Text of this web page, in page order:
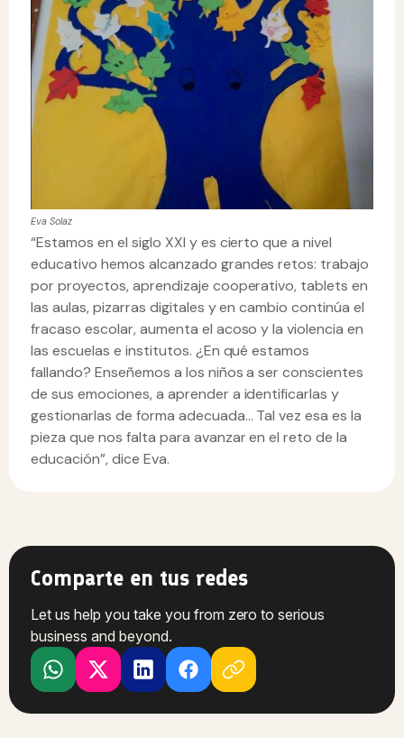
Eva Solaz
“Estamos en el siglo XXI y es cierto que a nivel
educativo hemos alcanzado grandes retos: trabajo
por proyectos, aprendizaje cooperativo, tablets en
las aulas, pizarras digitales y en cambio continúa el
fracaso escolar, aumenta el acoso y la violencia en
las escuelas e institutos. ¿En qué estamos
fallando? Enseñemos a los niños a ser conscientes
de sus emociones, a aprender a identificarlas y
gestionarlas de forma adecuada… Tal vez esa es la
pieza que nos falta para avanzar en el reto de la
educación”, dice Eva.
Comparte en tus redes
Let us help you take you from zero to serious
business and beyond.